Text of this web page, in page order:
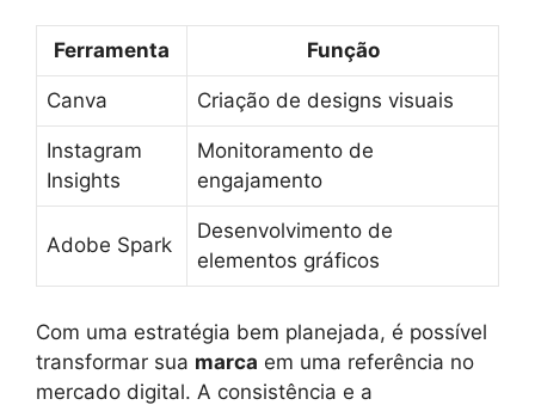
Ferramenta Função
Canva Criação de designs visuais
Instagram
Insights
Monitoramento de
engajamento
Adobe Spark
Desenvolvimento de
elementos gráficos
Com uma estratégia bem planejada, é possível
transformar sua marca em uma referência no
mercado digital. A consistência e a